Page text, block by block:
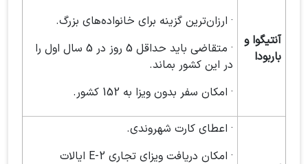
آنتیگوا و
باربودا
· ارزان‌ترین گزینه برای خانواده‌های بزرگ.
· متقاضی باید حداقل 5 روز در 5 سال اول را
در این کشور بماند.
· امکان سفر بدون ویزا به 152 کشور.
· اعطای کارت شهروندی.
· امکان دریافت ویزای تجاری E-2 ایالات